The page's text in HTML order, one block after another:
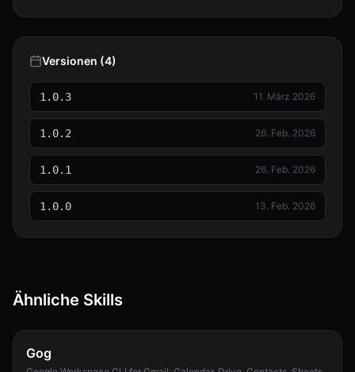
Versionen (4)
1.0.3 11. März 2026
1.0.2 26. Feb. 2026
1.0.1 26. Feb. 2026
1.0.0 13. Feb. 2026
Ähnliche Skills
Gog